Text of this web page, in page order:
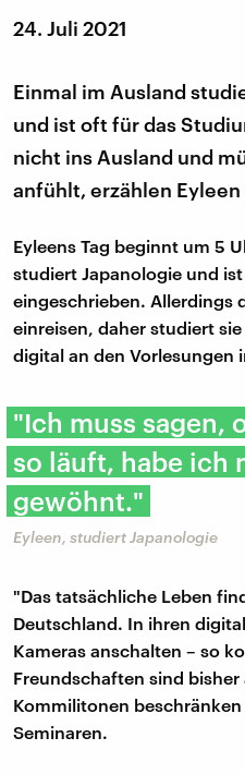
24. Juli 2021
Einmal im Ausland
und ist oft für das
nicht ins Ausland und
anfühlt, erzählen Eyleen
Eyleens Tag beginnt um 5
studiert Japanologie und
eingeschrieben. Allerdings
einreisen, daher studiert
digital an den Vorlesungen
"Ich muss sagen,
so läuft, habe ich
gewöhnt."
Eyleen, studiert Japanologie
"Das tatsächliche Leben
Deutschland. In ihren
Kameras anschalten – so
Freundschaften sind
Kommilitonen
Seminaren.